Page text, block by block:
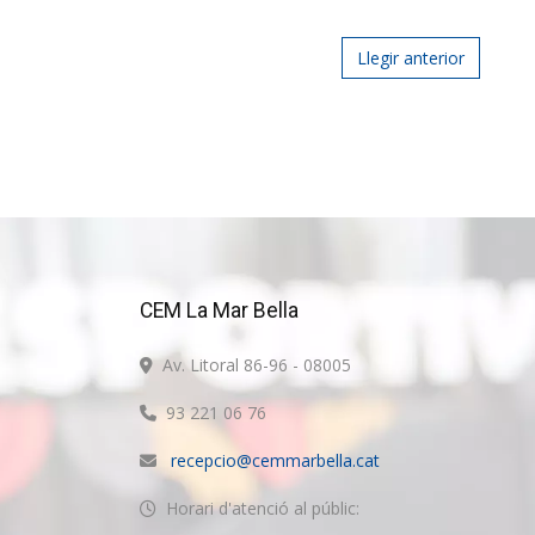
Post
Llegir anterior
CEM La Mar Bella
Av. Litoral 86-96 - 08005
93 221 06 76
recepcio@cemmarbella.cat
Horari d'atenció al públic: